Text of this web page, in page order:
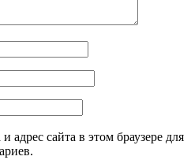
адрес сайта в этом браузере для